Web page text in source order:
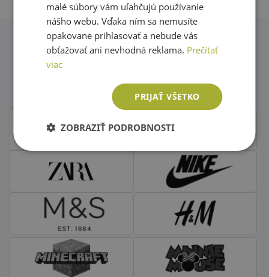
Obľúbené značky second hand
oblečenia
malé súbory vám uľahčujú používanie
nášho webu. Vďaka ním sa nemusíte
opakovane prihlasovať a nebude vás
obťažovať ani nevhodná reklama. Prečítať
viac
PRIJAŤ VŠETKO
ZOBRAZIŤ PODROBNOSTI